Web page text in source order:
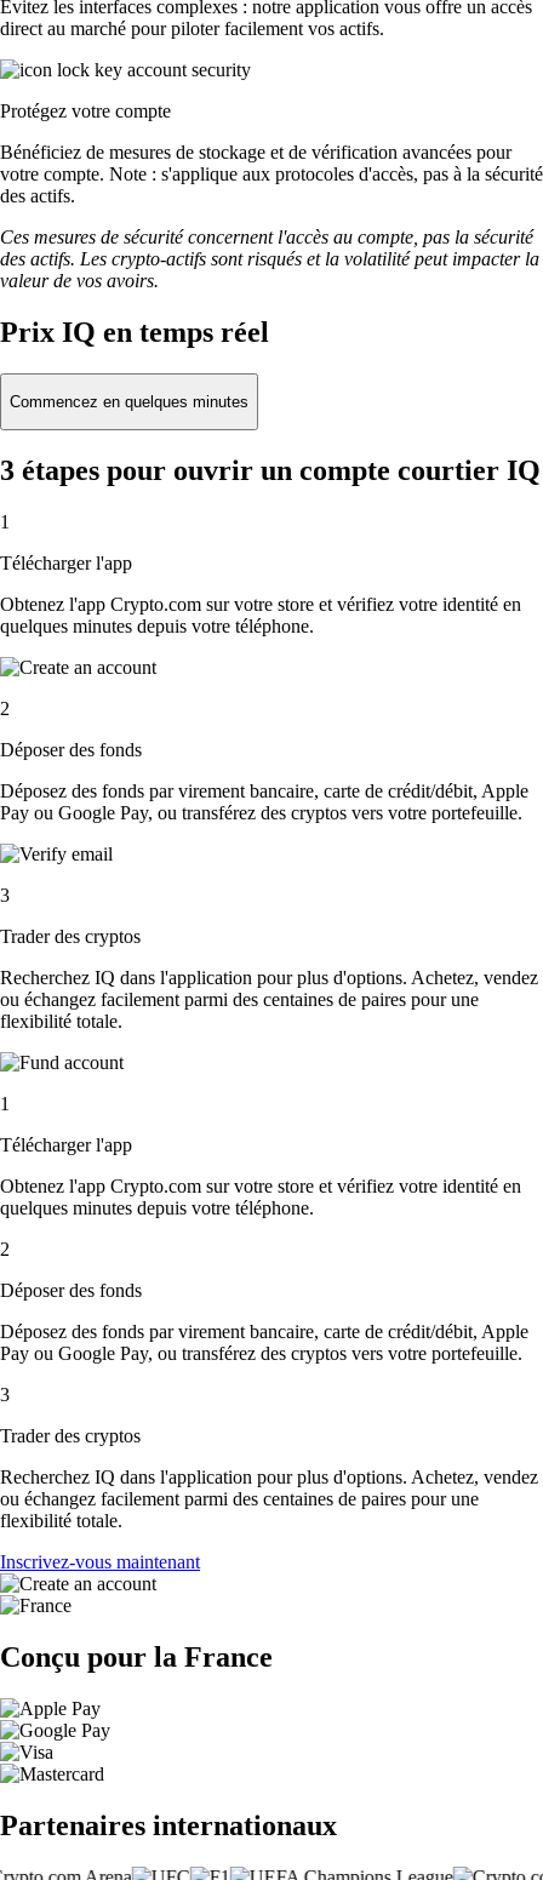
Évitez les interfaces complexes : notre application vous offre un accès
direct au marché pour piloter facilement vos actifs.
Protégez votre compte
Bénéficiez de mesures de stockage et de vérification avancées pour
votre compte. Note : s'applique aux protocoles d'accès, pas à la sécurité
des actifs.
Ces mesures de sécurité concernent l'accès au compte, pas la sécurité
des actifs. Les crypto-actifs sont risqués et la volatilité peut impacter la
valeur de vos avoirs.
Prix IQ en temps réel
Commencez en quelques minutes
3 étapes pour ouvrir un compte courtier IQ
1
Télécharger l'app
Obtenez l'app Crypto.com sur votre store et vérifiez votre identité en
quelques minutes depuis votre téléphone.
2
Déposer des fonds
Déposez des fonds par virement bancaire, carte de crédit/débit, Apple
Pay ou Google Pay, ou transférez des cryptos vers votre portefeuille.
3
Trader des cryptos
Recherchez IQ dans l'application pour plus d'options. Achetez, vendez
ou échangez facilement parmi des centaines de paires pour une
flexibilité totale.
1
Télécharger l'app
Obtenez l'app Crypto.com sur votre store et vérifiez votre identité en
quelques minutes depuis votre téléphone.
2
Déposer des fonds
Déposez des fonds par virement bancaire, carte de crédit/débit, Apple
Pay ou Google Pay, ou transférez des cryptos vers votre portefeuille.
3
Trader des cryptos
Recherchez IQ dans l'application pour plus d'options. Achetez, vendez
ou échangez facilement parmi des centaines de paires pour une
flexibilité totale.
Inscrivez-vous maintenant
Conçu pour la France
Partenaires internationaux